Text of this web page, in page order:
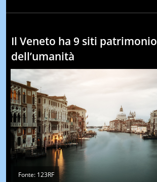
Il Veneto ha 9 siti patrimonio
dell’umanità
Fonte: 123RF